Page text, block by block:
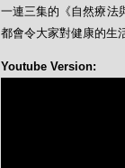
一連三集的《自然療法
都會令大家對健康的生
Youtube Version: